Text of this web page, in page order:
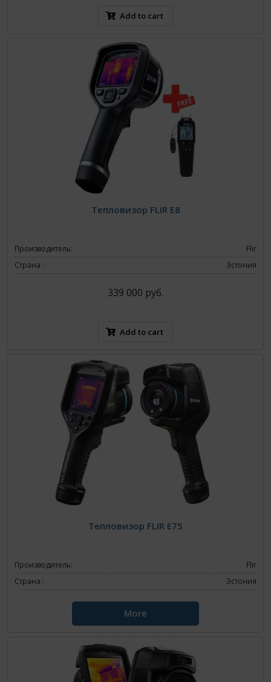
Add to cart
Тепловизор FLIR E8
Производитель:
Flir
Страна :
Эстония
339 000 руб.
Add to cart
Тепловизор FLIR E75
Производитель:
Flir
Страна :
Эстония
More